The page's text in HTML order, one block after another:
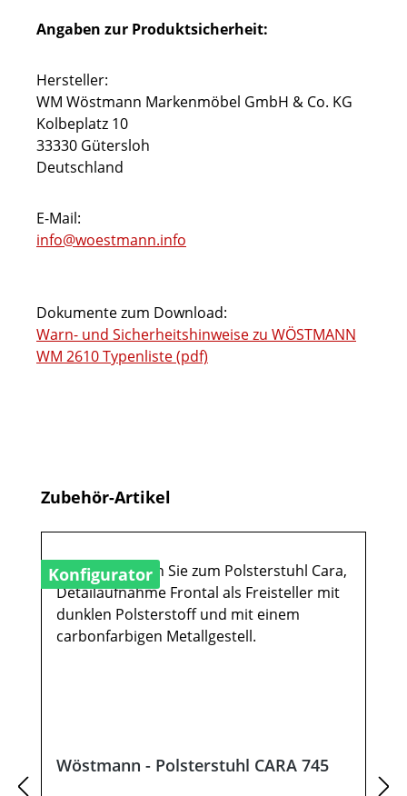
Angaben zur Produktsicherheit:
Hersteller:
WM Wöstmann Markenmöbel GmbH & Co. KG
Kolbeplatz 10
33330 Gütersloh
Deutschland
E-Mail:
info@woestmann.info
Dokumente zum Download:
Warn- und Sicherheitshinweise zu WÖSTMANN
WM 2610 Typenliste (pdf)
Produktgalerie überspringen
Zubehör-Artikel
Konfigurator
Wöstmann - Polsterstuhl CARA 745